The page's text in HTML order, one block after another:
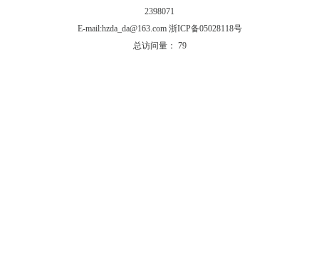
2398071
E-mail:hzda_da@163.com 浙ICP备05028118号
总访问量： 79